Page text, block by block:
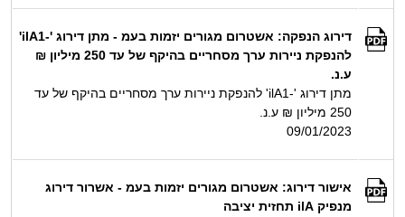
דירוג הנפקה: אשטרום מגורים יזמות בעמ - מתן דירוג '-ilA1'
להנפקת ניירות ערך מסחריים בהיקף של עד 250 מיליון ₪
ע.נ.
מתן דירוג '-ilA1' להנפקת ניירות ערך מסחריים בהיקף של עד
250 מיליון ₪ ע.נ.
09/01/2023
אישור דירוג: אשטרום מגורים יזמות בעמ - אשרור דירוג
מנפיק ilA תחזית יציבה